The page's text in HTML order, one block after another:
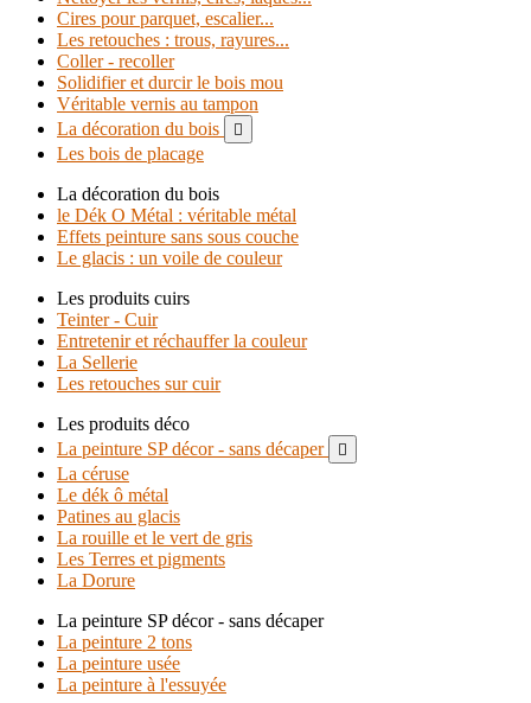
Cires pour parquet, escalier...
Les retouches : trous, rayures...
Coller - recoller
Solidifier et durcir le bois mou
Véritable vernis au tampon
La décoration du bois

Les bois de placage
La décoration du bois
le Dék O Métal : véritable métal
Effets peinture sans sous couche
Le glacis : un voile de couleur
Les produits cuirs
Teinter - Cuir
Entretenir et réchauffer la couleur
La Sellerie
Les retouches sur cuir
Les produits déco
La peinture SP décor - sans décaper

La céruse
Le dék ô métal
Patines au glacis
La rouille et le vert de gris
Les Terres et pigments
La Dorure
La peinture SP décor - sans décaper
La peinture 2 tons
La peinture usée
La peinture à l'essuyée